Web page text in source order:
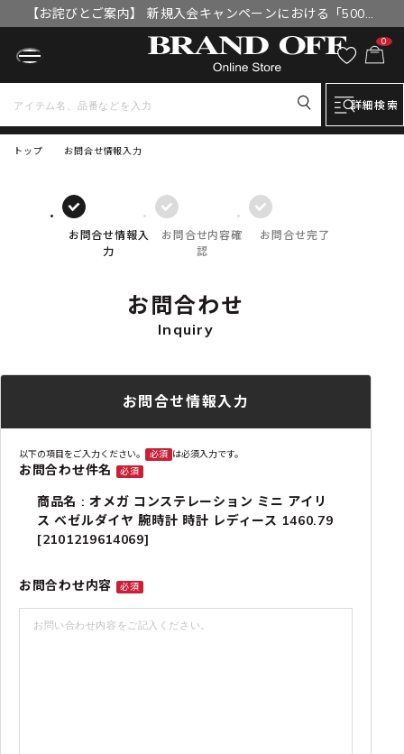
【お詫びとご案内】 新規入会キャンペーンにおける「500円
OFFクーポン」付与漏れと補填について
0
詳細検索
トップ お問合せ情報入力
お問合せ情報入
力
お問合せ内容確
認
お問合せ完了
お問合わせ
Inquiry
お問合せ情報入力
以下の項目をご入力ください。 必須 は必須入力です。
お問合わせ件名 必須
商品名 : オメガ コンステレーション ミニ アイリ
ス ベゼルダイヤ 腕時計 時計 レディース 1460.79
[2101219614069]
お問合わせ内容 必須